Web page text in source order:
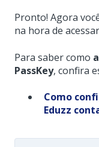
Pronto! Agora
na hora de
Para saber como
PassKey, confira
Como
Eduzz